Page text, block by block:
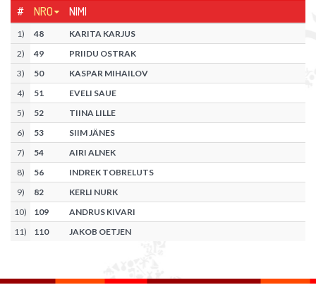
# NRO NIMI
1) 48
KARITA KARJUS
2) 49
PRIIDU OSTRAK
3) 50
KASPAR MIHAILOV
4) 51
EVELI SAUE
5) 52
TIINA LILLE
6) 53
SIIM JÄNES
7) 54
AIRI ALNEK
8) 56
INDREK TOBRELUTS
9) 82
KERLI NURK
10) 109
ANDRUS KIVARI
11) 110 JAKOB OETJEN